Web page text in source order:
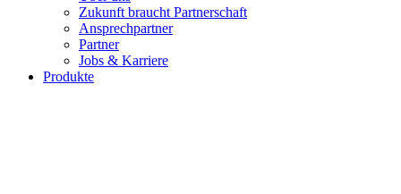
Zukunft braucht Partnerschaft
Ansprechpartner
Partner
Jobs & Karriere
Produkte